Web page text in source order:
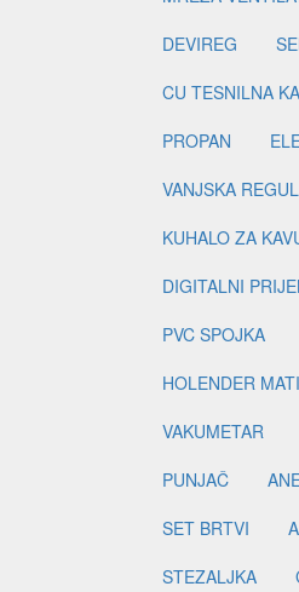
DEVIREG
CU TESNILNA
PROPAN
VANJSKA
KUHALO ZA
DIGITALNI
PVC SPOJKA
HOLENDER
VAKUMETAR
PUNJAČ
SET BRTVI
STEZALJKA